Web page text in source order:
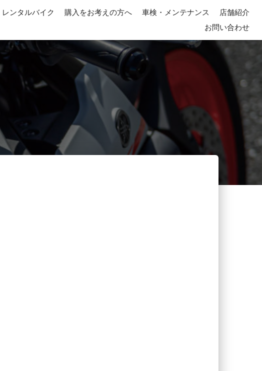
レンタルバイク 購入をお考えの方へ 車検・メンテナンス
店舗紹介
お問い合わせ